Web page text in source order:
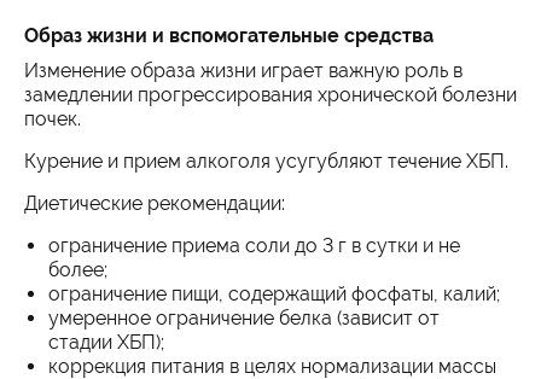
Образ жизни и вспомогательные средства
Изменение образа жизни играет важную роль в
замедлении прогрессирования хронической болезни
почек.
Курение и прием алкоголя усугубляют течение ХБП.
Диетические рекомендации:
ограничение приема соли до 3 г в сутки и не
более;
ограничение пищи, содержащий фосфаты, калий;
умеренное ограничение белка (зависит от
стадии ХБП);
коррекция питания в целях нормализации массы